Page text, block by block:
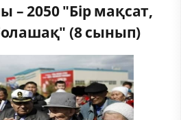
– 2050 "Бір мақсат,
(8 сынып)